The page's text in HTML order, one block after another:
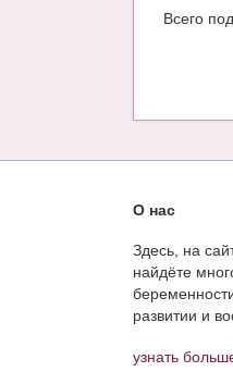
Всего
О нас
Здесь, на
найдёте
развитии и
узнать